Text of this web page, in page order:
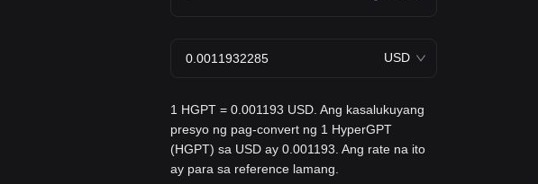
USD
1 HGPT = 0.001193 USD. Ang kasalukuyang
presyo ng pag-convert ng 1 HyperGPT
(HGPT) sa USD ay 0.001193. Ang rate na ito
ay para sa reference lamang.